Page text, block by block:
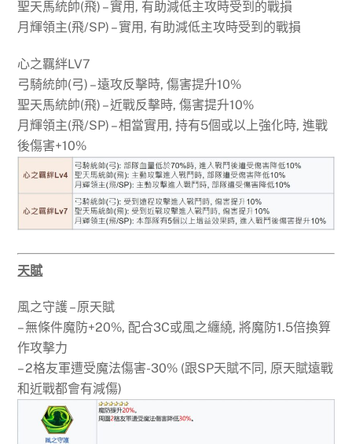
聖天馬統帥(飛) – 實用, 有助減低主攻時受到的戰損
月輝領主(飛/SP) – 實用, 有助減低主攻時受到的戰損
心之羈絆LV7
弓騎統帥(弓) – 遠攻反擊時, 傷害提升10%
聖天馬統帥(飛) – 近戰反擊時, 傷害提升10%
月輝領主(飛/SP) – 相當實用, 持有5個或以上強化時, 進戰
後傷害+10%
天賦
風之守護 – 原天賦
– 無條件魔防+20%, 配合3C或風之纏繞, 將魔防1.5倍換算
作攻擊力
– 2格友軍遭受魔法傷害-30% (跟SP天賦不同, 原天賦遠戰
和近戰都會有減傷)